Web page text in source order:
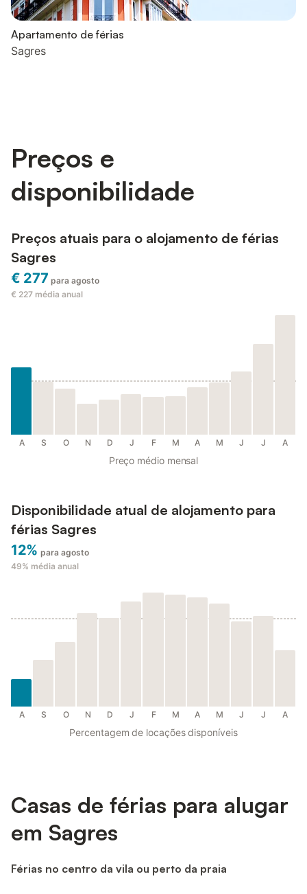
Apartamento de férias
Sagres
Preços e
disponibilidade
Preços atuais para o alojamento de férias
Sagres
€ 277 para agosto
€ 227 média anual
A S O N D J F M A M J J A
Preço médio mensal
Disponibilidade atual de alojamento para
férias Sagres
12% para agosto
49% média anual
A S O N D J F M A M J J A
Percentagem de locações disponíveis
Casas de férias para alugar
em Sagres
Férias no centro da vila ou perto da praia